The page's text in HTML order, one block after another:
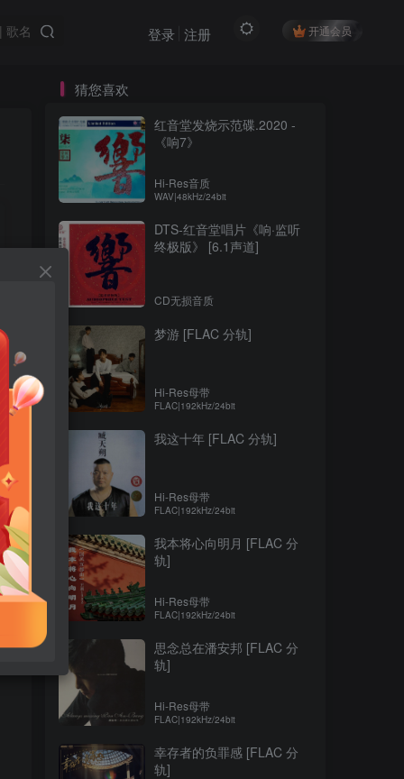
开通会员
登录 注册
猜您喜欢
红音堂发烧示范碟.2020 -
《响7》
Hi-Res音质
WAV|48kHz/24bit
DTS-红音堂唱片《响·监听
终极版》 [6.1声道]
CD无损音质
梦游 [FLAC 分轨]
Hi-Res母带
FLAC|192kHz/24bit
我这十年 [FLAC 分轨]
Hi-Res母带
FLAC|192kHz/24bit
我本将心向明月 [FLAC 分
轨]
Hi-Res母带
FLAC|192kHz/24bit
思念总在潘安邦 [FLAC 分
轨]
Hi-Res母带
FLAC|192kHz/24bit
幸存者的负罪感 [FLAC 分
轨]